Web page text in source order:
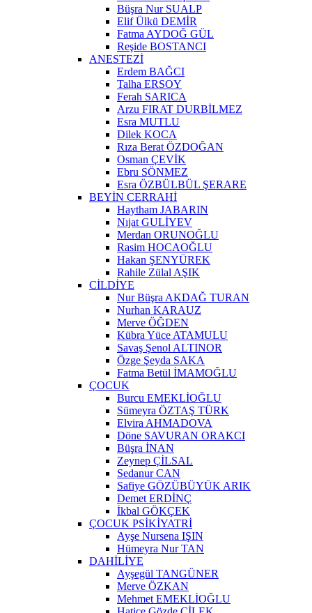
Büşra Nur SUALP
Elif Ülkü DEMİR
Fatma AYDOĞ GÜL
Reşide BOSTANCI
ANESTEZİ
Erdem BAĞCI
Talha ERSOY
Ferah SARICA
Arzu FIRAT DURBİLMEZ
Esra MUTLU
Dilek KOCA
Rıza Berat ÖZDOĞAN
Osman ÇEVİK
Ebru SÖNMEZ
Esra ÖZBÜLBÜL ŞERARE
BEYİN CERRAHİ
Haytham JABARIN
Nıjat GULİYEV
Merdan ORUNOĞLU
Rasim HOCAOĞLU
Hakan ŞENYÜREK
Rahile Zülal AŞIK
CİLDİYE
Nur Büşra AKDAĞ TURAN
Nurhan KARAUZ
Merve ÖĞDEN
Kübra Yüce ATAMULU
Savaş Şenol ALTINOR
Özge Şeyda SAKA
Fatma Betül İMAMOĞLU
ÇOCUK
Burcu EMEKLİOĞLU
Sümeyra ÖZTAŞ TÜRK
Elvira AHMADOVA
Döne SAVURAN ORAKCI
Büşra İNAN
Zeynep ÇİLSAL
Sedanur CAN
Safiye GÖZÜBÜYÜK ARIK
Demet ERDİNÇ
İkbal GÖKÇEK
ÇOCUK PSİKİYATRİ
Ayşe Nursena IŞIN
Hümeyra Nur TAN
DAHİLİYE
Ayşegül TANGÜNER
Merve ÖZKAN
Mehmet EMEKLİOĞLU